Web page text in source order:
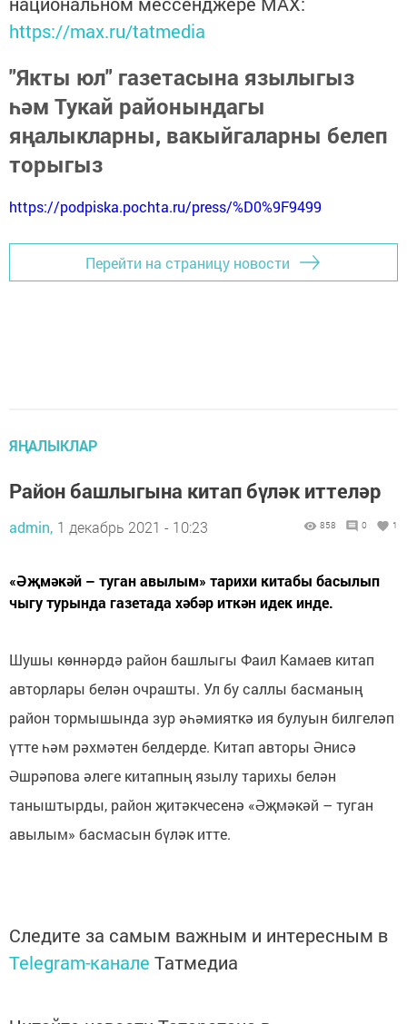
https://max.ru/tatmedia
"Якты юл" газетасына язылыгыз
һәм Тукай районындагы
яңалыкларны, вакыйгаларны белеп
торыгыз
https://podpiska.pochta.ru/press/%D0%9F9499
Перейти на страницу новости
ЯҢАЛЫКЛАР
Район башлыгына китап бүләк иттеләр
admin, 1 декабрь 2021 - 10:23 858 0 1
«Әҗмәкәй – туган авылым» тарихи китабы басылып
чыгу турында газетада хәбәр иткән идек инде.
Шушы көннәрдә район башлыгы Фаил Камаев китап
авторлары белән очрашты. Ул бу саллы басманың
район тормышында зур әһәмияткә ия булуын билгеләп
үтте һәм рәхмәтен белдерде. Китап авторы Әнисә
Әшрәпова әлеге китапның язылу тарихы белән
таныштырды, район җитәкчесенә «Әҗмәкәй – туган
авылым» басмасын бүләк итте.
Следите за самым важным и интересным в
Telegram-канале Татмедиа